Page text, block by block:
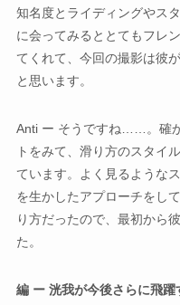
知名度とライディングやス
に会ってみるととてもフレ
てくれて、今回の撮影は彼
と思います。
Anti ー そうですね……。確
トをみて、滑り方のスタイ
ています。よく見るような
を生かしたアプローチをし
り方だったので、最初から
た。
編 ー 洸我が今後さらに飛